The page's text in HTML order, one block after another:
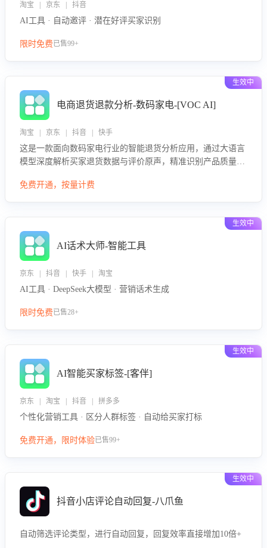
淘宝 | 京东 | 抖音
AI工具 · 自动邀评 · 潜在好评买家识别
限时免费已售99+
生效中
电商退货退款分析-数码家电-[VOC AI]
淘宝 | 京东 | 抖音 | 快手
这是一款面向数码家电行业的智能退货分析应用，通过大语言
模型深度解析买家退货数据与评价原声，精准识别产品质量、
议，通过挖掘用户痛点驱动产品迭代，从根本上降低退货率，
免费开通，按量计费
生效中
AI话术大师-智能工具
京东 | 抖音 | 快手 | 淘宝
AI工具 · DeepSeek大模型 · 营销话术生成
限时免费已售28+
生效中
AI智能买家标签-[客伴]
京东 | 淘宝 | 抖音 | 拼多多
个性化营销工具 · 区分人群标签 · 自动给买家打标
免费开通，限时体验已售99+
生效中
抖音小店评论自动回复-八爪鱼
自动筛选评论类型，进行自动回复，回复效率直接增加10倍+